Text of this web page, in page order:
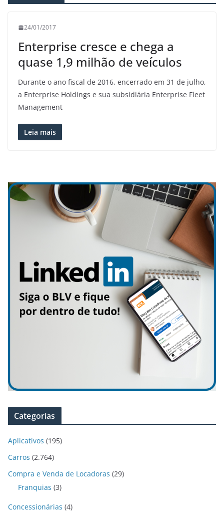
24/01/2017
Enterprise cresce e chega a
quase 1,9 milhão de veículos
Durante o ano fiscal de 2016, encerrado em 31 de julho,
a Enterprise Holdings e sua subsidiária Enterprise Fleet
Management
Leia mais
Categorias
Aplicativos (195)
Carros (2.764)
Compra e Venda de Locadoras (29)
Franquias (3)
Concessionárias (4)